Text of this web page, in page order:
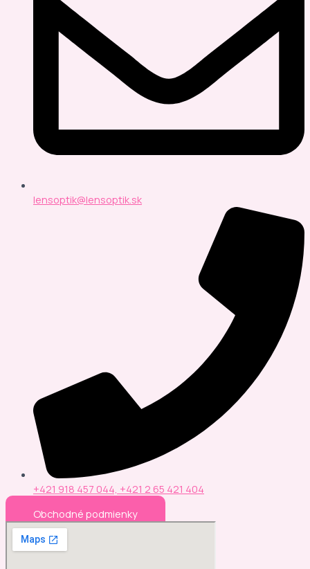
lensoptik@lensoptik.sk
+421 918 457 044, +421 2 65 421 404
Obchodné podmienky